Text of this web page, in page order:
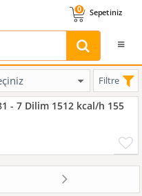
0 Sepetiniz
Filtre
- 7 Dilim 1512 kcal/h 155